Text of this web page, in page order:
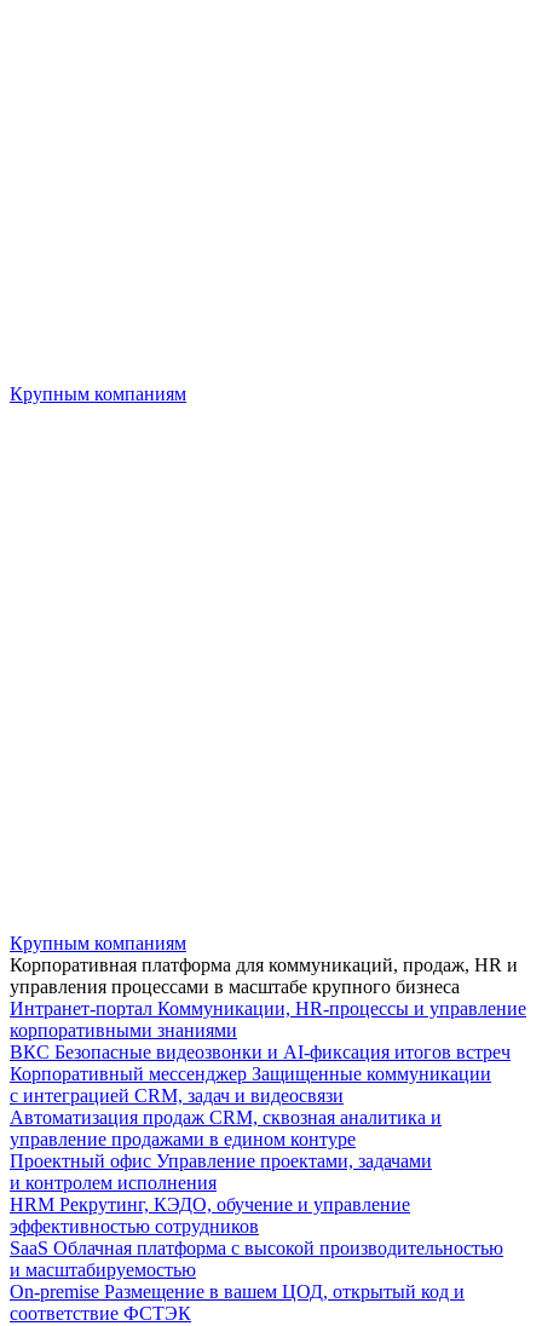
Крупным компаниям
Крупным компаниям
Корпоративная платформа для коммуникаций, продаж, HR и
управления процессами в масштабе крупного бизнеса
Интранет-портал Коммуникации, HR-процессы и управление
корпоративными знаниями
ВКС Безопасные видеозвонки и AI-фиксация итогов встреч
Корпоративный мессенджер Защищенные коммуникации
с интеграцией CRM, задач и видеосвязи
Автоматизация продаж CRM, сквозная аналитика и
управление продажами в едином контуре
Проектный офис Управление проектами, задачами
и контролем исполнения
HRM Рекрутинг, КЭДО, обучение и управление
эффективностью сотрудников
SaaS Облачная платформа с высокой производительностью
и масштабируемостью
On-premise Размещение в вашем ЦОД, открытый код и
соответствие ФСТЭК